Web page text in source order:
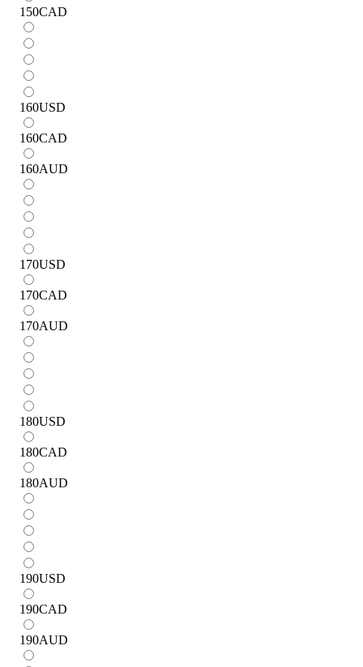
150CAD
160USD
160CAD
160AUD
170USD
170CAD
170AUD
180USD
180CAD
180AUD
190USD
190CAD
190AUD